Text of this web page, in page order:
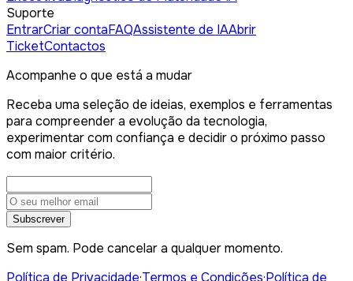
Suporte
EntrarCriar contaFAQAssistente de IAAbrir
TicketContactos
Acompanhe o que está a mudar
Receba uma seleção de ideias, exemplos e ferramentas
para compreender a evolução da tecnologia,
experimentar com confiança e decidir o próximo passo
com maior critério.
Subscrever
Sem spam. Pode cancelar a qualquer momento.
Política de Privacidade·Termos e Condições·Política de